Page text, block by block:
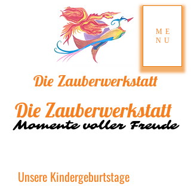
ME
NU
DieZau​berw​erksta​tt
Momente voller Freude
Momente voller Freude
DieZau​berw​erksta​tt
Unsere Kindergeburtstage